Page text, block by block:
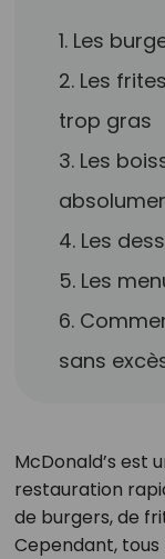
1. Les
2. Les
trop gras
3. Les
4. Les
5. Les
6.
sans
McDonald’s est
restauration
de burgers, de
Cependant, tous